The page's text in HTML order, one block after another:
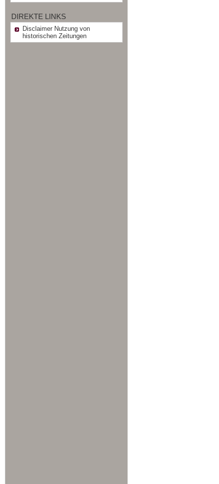
DIREKTE LINKS
Disclaimer Nutzung von
historischen Zeitungen